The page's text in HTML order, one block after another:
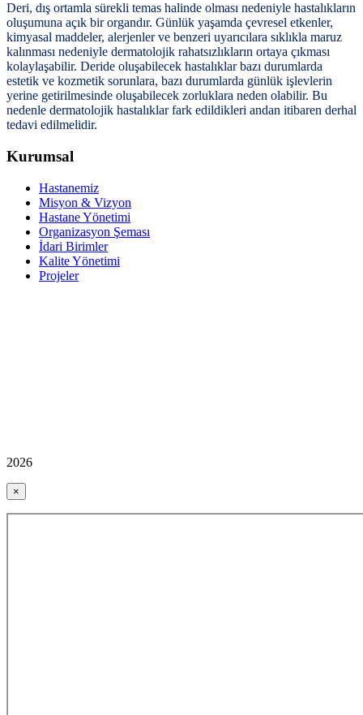
Deri, dış ortamla sürekli temas halinde olması nedeniyle hastalıkların
oluşumuna açık bir organdır. Günlük yaşamda çevresel etkenler,
kimyasal maddeler, alerjenler ve benzeri uyarıcılara sıklıkla maruz
kalınması nedeniyle dermatolojik rahatsızlıkların ortaya çıkması
kolaylaşabilir. Deride oluşabilecek hastalıklar bazı durumlarda
estetik ve kozmetik sorunlara, bazı durumlarda günlük işlevlerin
yerine getirilmesinde oluşabilecek zorluklara neden olabilir. Bu
nedenle dermatolojik hastalıklar fark edildikleri andan itibaren derhal
tedavi edilmelidir.
Kurumsal
Hastanemiz
Misyon & Vizyon
Hastane Yönetimi
Organizasyon Şeması
İdari Birimler
Kalite Yönetimi
Projeler
2026
×